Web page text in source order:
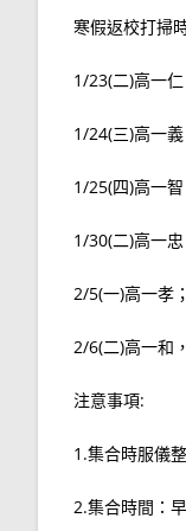
寒假返校打掃
1/23(二)高一仁
1/24(三)高一義
1/25(四)高一智
1/30(二)高一忠
2/5(一)高一孝；
2/6(二)高一和
注意事項:
1.集合時服儀
2.集合時間：